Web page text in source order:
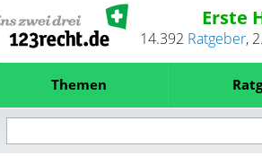
Erste
14.392 Ratgeber,
Themen